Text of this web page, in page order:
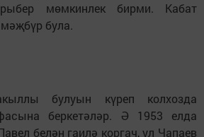
мөмкинлек бирми. Кабат
була.
булуын күреп колхозда
беркетәләр. Ә 1953 елда
белән гаилә коргач, ул Чапаев